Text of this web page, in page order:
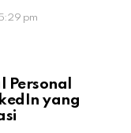
pm
Personal
yang